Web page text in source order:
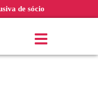
de sócio